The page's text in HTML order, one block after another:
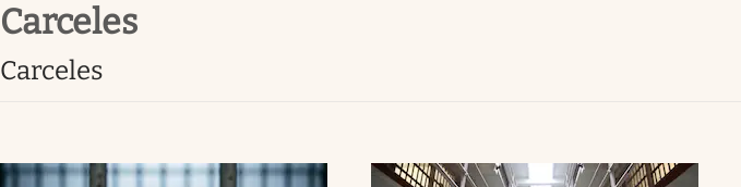
Infotechnology
Eventos Corporativos
carceles
carceles